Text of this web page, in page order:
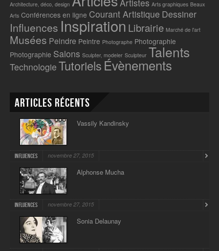
Architecture, déco, design Artistes Arts graphiques Beaux
Arts Conférences en ligne Courant Artistique Dessiner
Influences Inspiration Librairie Marché de l'art
Musées Peindre Peintre Photographe Photographie
Photographie Salons Sculpter, modeler Sculpteur Talents
Technologie Tutoriels Évènements
Articles récents
Vassily Kandinsky
Influences novembre 27, 2015
Alphonse Mucha
Influences novembre 27, 2015
Sonia Delaunay